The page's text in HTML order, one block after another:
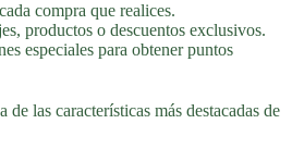
compra que realices.
productos o descuentos exclusivos.
especiales para obtener puntos
las características más destacadas de